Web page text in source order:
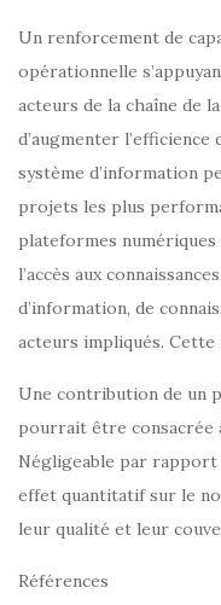
Un renforcement de
opérationnelle
acteurs de la chaîne de
d’augmenter
système d’information
projets les plus
plateformes
l’accès aux
d’information, de
acteurs impliqués.
Une contribution de un
pourrait être consacrée
Négligeable par rapport
effet quantitatif sur le
leur qualité et leur
Références